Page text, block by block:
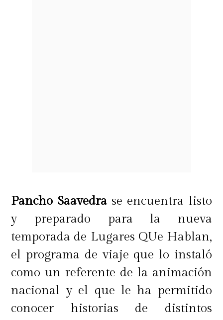
Pancho Saavedrase encuentra listo
y preparado para la nueva
temporada de Lugares QUe Hablan,
el programa de viaje que lo instaló
como un referente de la animación
nacional y el que le ha permitido
conocer historias de distintos